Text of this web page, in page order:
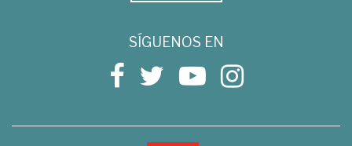
SÍGUENOS EN